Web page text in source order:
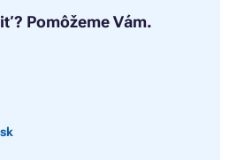
Pomôžeme Vám.